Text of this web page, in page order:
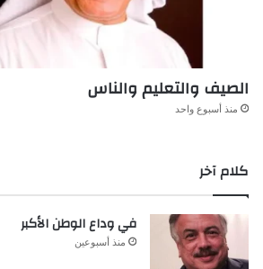
الصيف والتعليم والناس
منذ أسبوع واحد
كلام آخر
في وداع الوطن الأكبر
منذ أسبوعين